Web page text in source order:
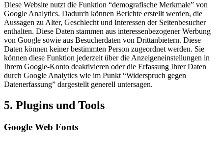
Diese Website nutzt die Funktion “demografische Merkmale” von
Google Analytics. Dadurch können Berichte erstellt werden, die
Aussagen zu Alter, Geschlecht und Interessen der Seitenbesucher
enthalten. Diese Daten stammen aus interessenbezogener Werbung
von Google sowie aus Besucherdaten von Drittanbietern. Diese
Daten können keiner bestimmten Person zugeordnet werden. Sie
können diese Funktion jederzeit über die Anzeigeneinstellungen in
Ihrem Google-Konto deaktivieren oder die Erfassung Ihrer Daten
durch Google Analytics wie im Punkt “Widerspruch gegen
Datenerfassung” dargestellt generell untersagen.
5. Plugins und Tools
Google Web Fonts